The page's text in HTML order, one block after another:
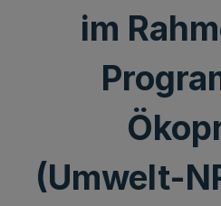
im
(Umwelt-